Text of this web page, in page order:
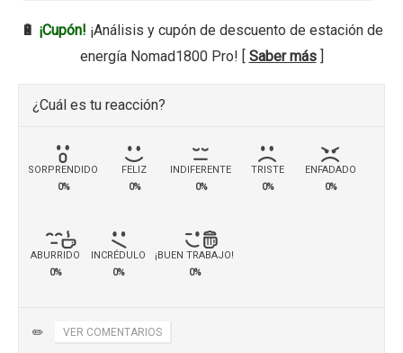
🔋 ¡Cupón! ¡Análisis y cupón de descuento de estación de
energía Nomad1800 Pro! [ Saber más]
¿Cuál es tu reacción?
SORPRENDIDO
0%
FELIZ
0%
INDIFERENTE
0%
TRISTE
0%
ENFADADO
0%
ABURRIDO
0%
INCRÉDULO
0%
¡BUEN TRABAJO!
0%
✏️ VER COMENTARIOS